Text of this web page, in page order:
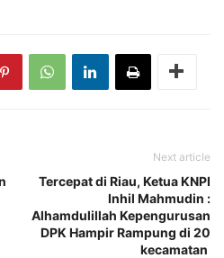
Next article
Tercepat di Riau, Ketua KNPI
Inhil Mahmudin :
Alhamdulillah Kepengurusan
DPK Hampir Rampung di 20
kecamatan